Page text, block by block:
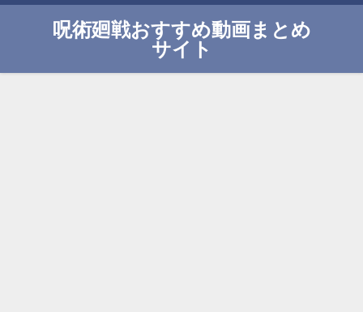
呪術廻戦おすすめ動画まとめ
サイト